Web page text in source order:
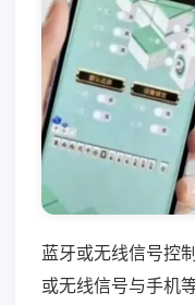
蓝牙或无线信号控
或无线信号与手机